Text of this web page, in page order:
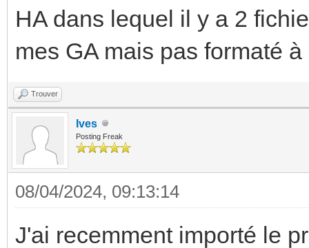
HA dans lequel il y a 2
mes GA mais pas formaté
Trouver
Ives
Posting Freak
08/04/2024, 09:13:14
J'ai recemment importé le